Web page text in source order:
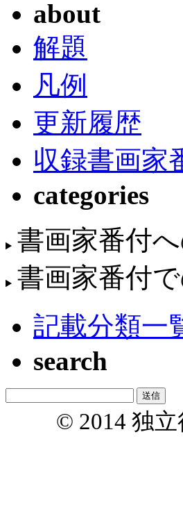
about
解題
凡例
更新履歴
収録書画家
categories
書画家番付
書画家番付
記載分類一
search
© 2014 独